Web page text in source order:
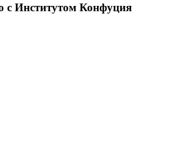
с Институтом Конфуция